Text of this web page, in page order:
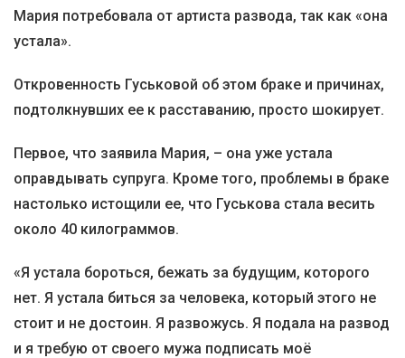
Мария потребовала от артиста развода, так как «она
устала».
Откровенность Гуськовой об этом браке и причинах,
подтолкнувших ее к расставанию, просто шокирует.
Первое, что заявила Мария, – она уже устала
оправдывать супруга. Кроме того, проблемы в браке
настолько истощили ее, что Гуськова стала весить
около 40 килограммов.
«Я устала бороться, бежать за будущим, которого
нет. Я устала биться за человека, который этого не
стоит и не достоин. Я развожусь. Я подала на развод
и я требую от своего мужа подписать моё